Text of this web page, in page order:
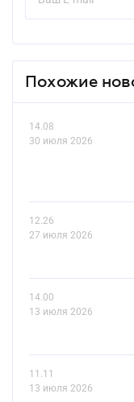
Похожие
14.08
30 июля 2026
12.26
27 июля 2026
14.00
13 июля 2026
11.11
13 июля 2026